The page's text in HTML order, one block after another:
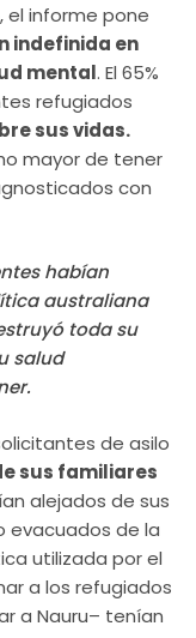
el informe pone
indefinida en
mental. El 65%
refugiados
sus vidas.
mayor de tener
con
habían
australiana
toda su
salud
de asilo
sus familiares
alejados de sus
evacuados de la
utilizada por el
a los refugiados
a Nauru– tenían